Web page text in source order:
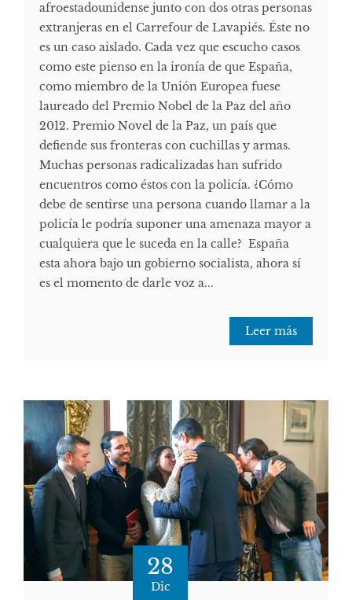
afroestadounidense junto con dos otras personas
extranjeras en el Carrefour de Lavapiés. Éste no
es un caso aislado. Cada vez que escucho casos
como este pienso en la ironía de que España,
como miembro de la Unión Europea fuese
laureado del Premio Nobel de la Paz del año
2012. Premio Novel de la Paz, un país que
defiende sus fronteras con cuchillas y armas.
Muchas personas radicalizadas han sufrido
encuentros como éstos con la policía. ¿Cómo
debe de sentirse una persona cuando llamar a la
policía le podría suponer una amenaza mayor a
cualquiera que le suceda en la calle? España
esta ahora bajo un gobierno socialista, ahora sí
es el momento de darle voz a...
Leer más
28
Dic